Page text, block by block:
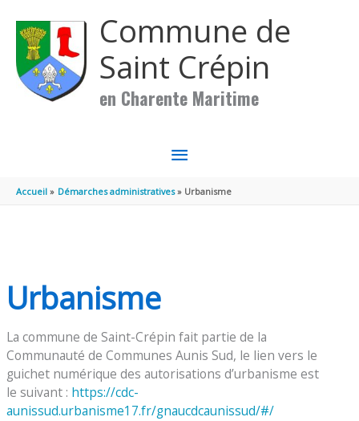
Commune de
Saint Crépin
en Charente Maritime
MENU
PRINCIPAL
Accueil Démarches administratives Urbanisme
Urbanisme
La commune de Saint-Crépin fait partie de la
Communauté de Communes Aunis Sud, le lien vers le
guichet numérique des autorisations d’urbanisme est
le suivant : https://cdc-
aunissud.urbanisme17.fr/gnaucdcaunissud/#/